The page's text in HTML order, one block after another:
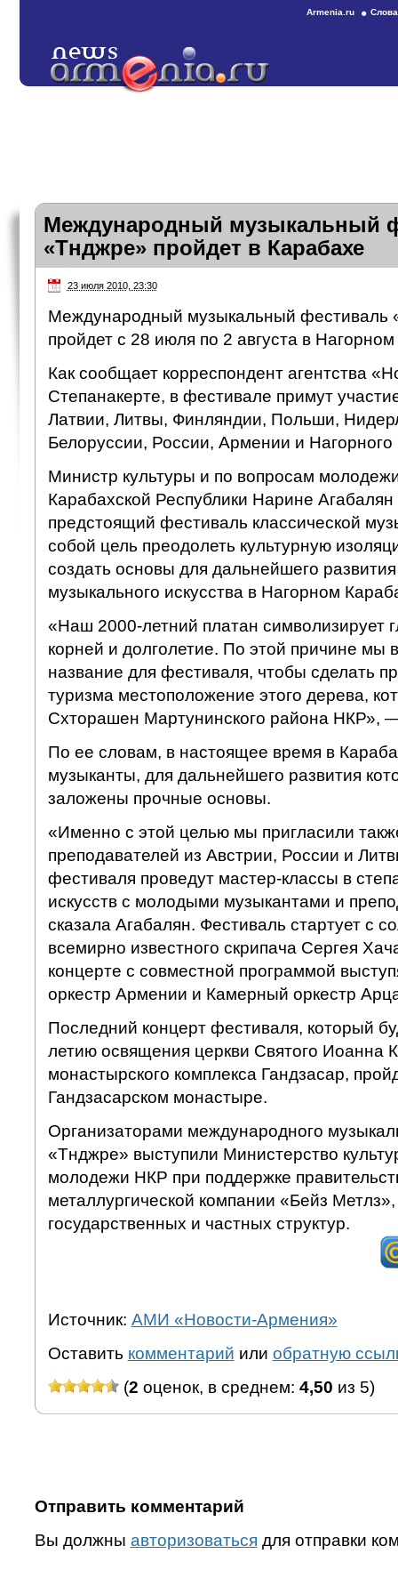
Armenia.ru
Международный музыкальный
«Тнджре» пройдет в Карабахе
23 июля 2010, 23:30
Международный музыкальный фестиваль
пройдет с 28 июля по 2 августа в
Как сообщает корреспондент агентства
Степанакерте, в фестивале примут
Латвии, Литвы, Финляндии, Польши,
Белоруссии, России, Армении и Нагорного
Министр культуры и по вопросам
Карабахской Республики Нарине Агабалян
предстоящий фестиваль классической
собой цель преодолеть культурную
создать основы для дальнейшего развития
музыкального искусства в Нагорном
«Наш 2000-летний платан символизирует
корней и долголетие. По этой причине мы
название для фестиваля, чтобы сделать
туризма местоположение этого дерева,
Схторашен Мартунинского района НКР»,
По ее словам, в настоящее время в
музыканты, для дальнейшего развития
заложены прочные основы.
«Именно с этой целью мы пригласили
преподавателей из Австрии, России и
фестиваля проведут мастер-классы в
искусств с молодыми музыкантами и
сказала Агабалян. Фестиваль стартует с
всемирно известного скрипача Сергея
концерте с совместной программой
оркестр Армении и Камерный оркестр
Последний концерт фестиваля, который
летию освящения церкви Святого Иоанна
монастырского комплекса Гандзасар,
Гандзасарском монастыре.
Организаторами международного
«Тнджре» выступили Министерство
молодежи НКР при поддержке
металлургической компании «Бейз
государственных и частных структур.
Источник: АМИ «Новости-Армения»
Оставить комментарий или обратную
(2 оценок, в среднем: 4,50 из 5)
Отправить комментарий
Вы должны авторизоваться для отправки